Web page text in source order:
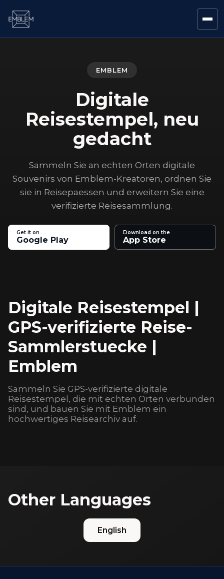
EMBLEM
Digitale
Reisestempel, neu
gedacht
Sammeln Sie an echten Orten digitale
Souvenirs von Emblem-Kreatoren, ordnen Sie
sie in Reisepaessen und erweitern Sie eine
verifizierte Reisesammlung.
Get it on
Google Play
Download on the
App Store
Digitale Reisestempel |
GPS-verifizierte Reise-
Sammlerstuecke |
Emblem
Sammeln Sie GPS-verifizierte digitale
Reisestempel, die mit echten Orten verbunden
sind, und bauen Sie mit Emblem ein
hochwertiges Reisearchiv auf.
Other Languages
English